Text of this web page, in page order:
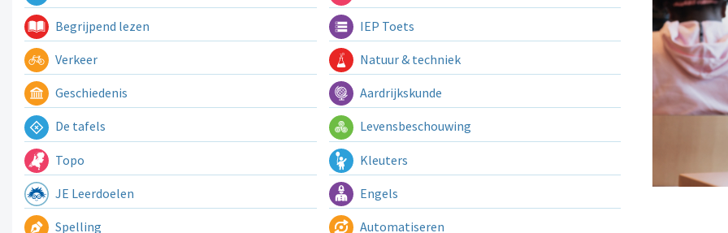
Begrijpend lezen IEP Toets
Verkeer Natuur & techniek
Geschiedenis Aardrijkskunde
De tafels Levensbeschouwing
Topo Kleuters
JE Leerdoelen Engels
Spelling Automatiseren